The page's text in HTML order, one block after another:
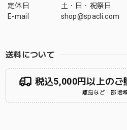
定休日
土・日・祝祭日
E-mail
shop@spacli.com
送料について
税込5,000円以上のご
離島など一部地